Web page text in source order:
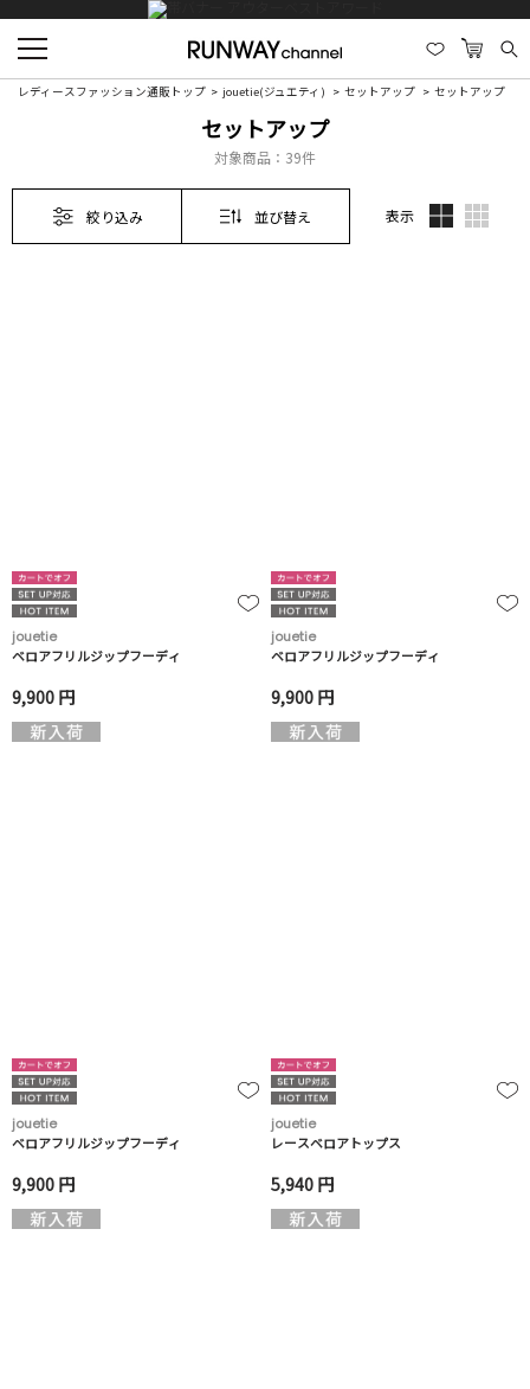
レディースファッション通販トップ jouetie(ジュエティ) セットアップ セットアップ
セットアップ
対象商品： 39件
絞り込み 並び替え 表示
jouetie
ベロアフリルジップフーディ
9,900 円
jouetie
ベロアフリルジップフーディ
9,900 円
jouetie
ベロアフリルジップフーディ
9,900 円
jouetie
レースベロアトップス
5,940 円